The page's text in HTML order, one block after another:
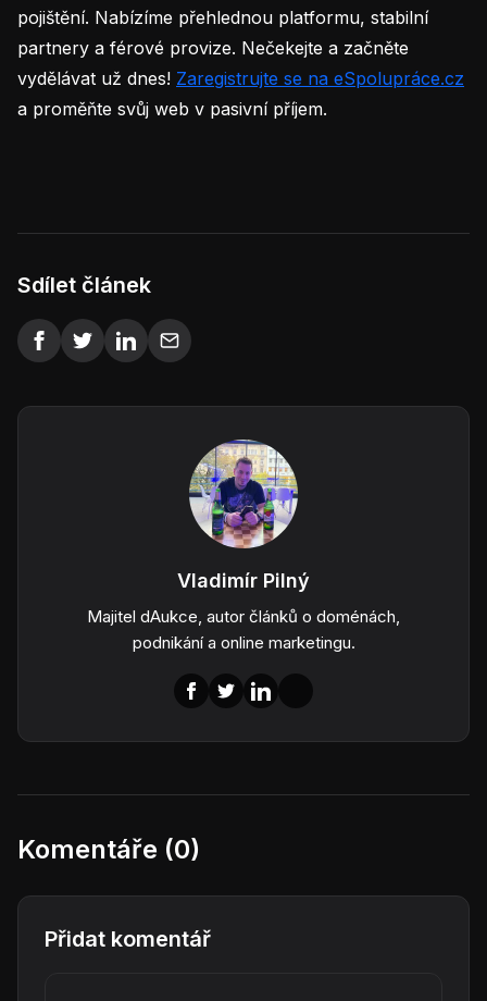
pojištění. Nabízíme přehlednou platformu, stabilní
partnery a férové provize. Nečekejte a začněte
vydělávat už dnes! Zaregistrujte se na eSpolupráce.cz
a proměňte svůj web v pasivní příjem.
Sdílet článek
Vladimír Pilný
Majitel dAukce, autor článků o doménách,
podnikání a online marketingu.
Komentáře (0)
Přidat komentář